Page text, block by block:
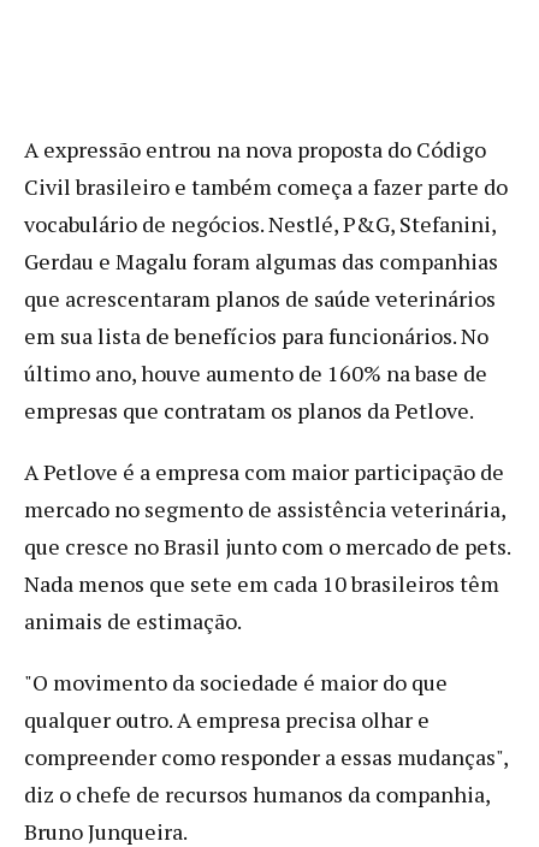
A expressão entrou na nova proposta do Código
Civil brasileiro e também começa a fazer parte do
vocabulário de negócios. Nestlé, P&G, Stefanini,
Gerdau e Magalu foram algumas das companhias
que acrescentaram planos de saúde veterinários
em sua lista de benefícios para funcionários. No
último ano, houve aumento de 160% na base de
empresas que contratam os planos da Petlove.
A Petlove é a empresa com maior participação de
mercado no segmento de assistência veterinária,
que cresce no Brasil junto com o mercado de pets.
Nada menos que sete em cada 10 brasileiros têm
animais de estimação.
"O movimento da sociedade é maior do que
qualquer outro. A empresa precisa olhar e
compreender como responder a essas mudanças",
diz o chefe de recursos humanos da companhia,
Bruno Junqueira.